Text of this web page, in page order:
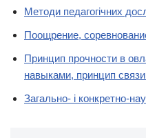
Методи педагогічних
Поощрение,
Принцип прочности в
навыками, принцип
Загально- і конкретно-